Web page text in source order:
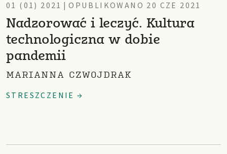
01 (01) 2021 | OPUBLIKOWANO 20 CZE 2021
Nadzorować i leczyć. Kultura
technologiczna w dobie
pandemii
MARIANNA CZWOJDRAK
STRESZCZENIE →